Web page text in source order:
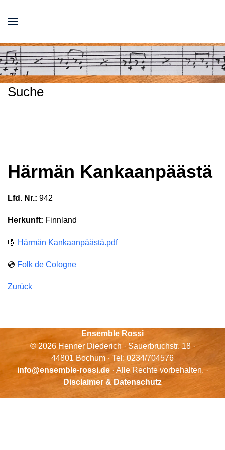
Suche
Härmän Kankaanpäästä
Lfd. Nr.: 942
Herkunft: Finnland
🎼 Härmän Kankaanpäästä.pdf
💿 Folk de Cologne
Zurück
Ensemble Rossi
© 2026 Henner Diederich · Sauerbruchstr. 18 ·
44801 Bochum · Tel: 0234/704576
info@ensemble-rossi.de· Alle Rechte vorbehalten. ·
Disclaimer & Datenschutz